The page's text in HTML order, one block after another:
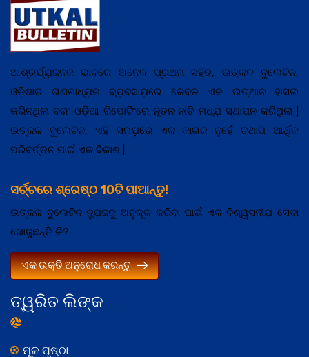
ତ୍ୱରିତ ଲିଙ୍କ
ମୂଳ ପୃଷ୍ଠା
ଆଶ୍ଚର୍ଯ୍ଯ଼ଜନକ ଭାବରେ ଅନେକ ପ୍ରଥମ ସହିତ, ଉତ୍କଳ ବୁଲେଟିନ,
ଓଡ଼ିଶାର ଗଣମାଧ୍ଯ଼ମ ବ୍ଯ଼ବସାଯ଼ରେ କେବଳ ଏକ ଉତ୍ଥାନ ହାସଲ
କରିନଥିଲା ବରଂ ଓଡ଼ିଆ ରିପୋର୍ଟିଂରେ ନୂତନ ନୀତି ମଧ୍ଯ଼ ସ୍ଥାପନ କରିଥିଲା |
ଉତ୍କଳ ବୁଲେଟିନ, ଏହି ସମଯ଼ରେ ଏକ କାଗଜ ନୁହେଁ ତଥାପି ଆର୍ଥିକ
ପରିବର୍ତ୍ତନ ପାଇଁ ଏକ ବିକାଶ |
ସର୍ଚ୍ଚରେ ଶ୍ରେଷ୍ଠ 10ଟି ପାଆନ୍ତୁ!
ଉତ୍କଳ ବୁଲେଟିନ ନ୍ଯ଼ୁଜକୁ ଅନୁକୂଳ କରିବା ପାଇଁ ଏକ ବିଶ୍ୱସନୀଯ଼ ସେବା
ଖୋଜୁଛନ୍ତି କି?
ଏକ ଉକ୍ତି ଅନୁରୋଧ କରନ୍ତୁ